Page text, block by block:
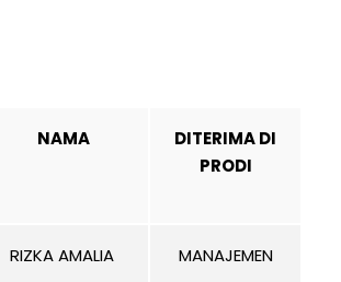
NAMA
DITERIMA DI
PRODI
RIZKA AMALIA MANAJEMEN